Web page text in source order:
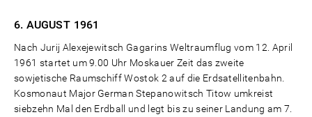
6. AUGUST 1961
Nach Jurij Alexejewitsch Gagarins Weltraumflug vom 12. April
1961 startet um 9.00 Uhr Moskauer Zeit das zweite
sowjetische Raumschiff Wostok 2 auf die Erdsatellitenbahn.
Kosmonaut Major German Stepanowitsch Titow umkreist
siebzehn Mal den Erdball und legt bis zu seiner Landung am 7.